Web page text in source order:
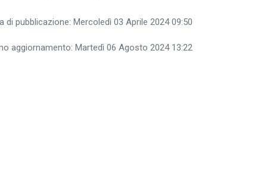
di pubblicazione: Mercoledì 03 Aprile 2024 09:50
aggiornamento: Martedì 06 Agosto 2024 13:22